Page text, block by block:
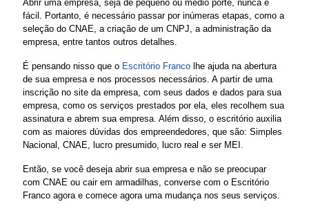
Abrir uma empresa, seja de pequeno ou médio porte, nunca é
fácil. Portanto, é necessário passar por inúmeras etapas, como a
seleção do CNAE, a criação de um CNPJ, a administração da
empresa, entre tantos outros detalhes.
É pensando nisso que o Escritório Franco lhe ajuda na abertura
de sua empresa e nos processos necessários. A partir de uma
inscrição no site da empresa, com seus dados e dados para sua
empresa, como os serviços prestados por ela, eles recolhem sua
assinatura e abrem sua empresa. Além disso, o escritório auxilia
com as maiores dúvidas dos empreendedores, que são: Simples
Nacional, CNAE, lucro presumido, lucro real e ser MEI.
Então, se você deseja abrir sua empresa e não se preocupar
com CNAE ou cair em armadilhas, converse com o Escritório
Franco agora e comece agora uma mudança nos seus serviços.